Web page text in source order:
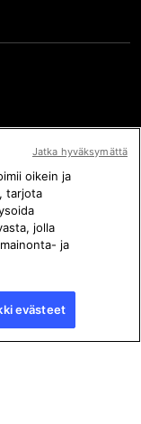
pidätetään.
erityisesti tämän
yleisölle tai
oikein ja
tarjota
jolla
ja
evästeet
Jatka hyväksymättä